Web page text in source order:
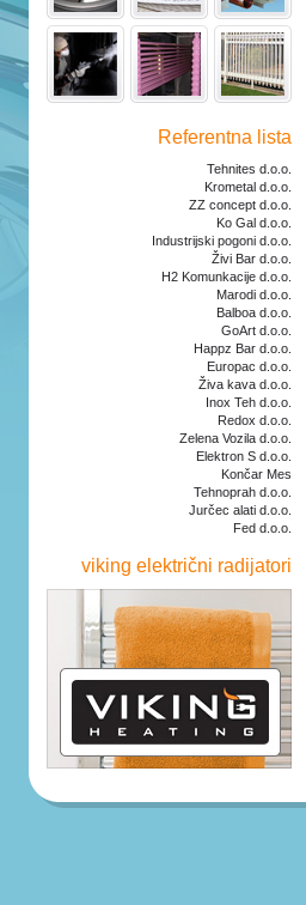
Referentna lista
Tehnites d.o.o.
Krometal d.o.o.
ZZ concept d.o.o.
Ko Gal d.o.o.
Industrijski pogoni d.o.o.
Živi Bar d.o.o.
H2 Komunkacije d.o.o.
Marodi d.o.o.
Balboa d.o.o.
GoArt d.o.o.
Happz Bar d.o.o.
Europac d.o.o.
Živa kava d.o.o.
Inox Teh d.o.o.
Redox d.o.o.
Zelena Vozila d.o.o.
Elektron S d.o.o.
Končar Mes
Tehnoprah d.o.o.
Jurčec alati d.o.o.
Fed d.o.o.
viking električni radijatori